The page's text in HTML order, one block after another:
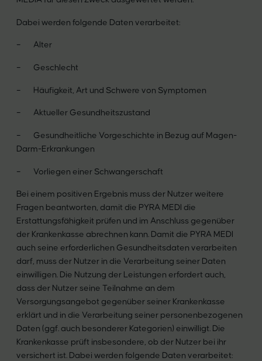
Dabei werden folgende Daten verarbeitet:
– Alter
– Geschlecht
– Häufigkeit, Art und Schwere von Symptomen
– Aktueller Gesundheitszustand
– Gesundheitliche Vorgeschichte in Bezug auf Magen-
Darm-Erkrankungen
– Vorliegen einer Schwangerschaft
Bei einem positiven Ergebnis muss der Nutzer weitere
Fragen beantworten, damit die PYRA MEDI die
Erstattungsfähigkeit prüfen und im Anschluss gegenüber
der Krankenkasse abrechnen kann. Damit die PYRA MEDI
auch seine erforderlichen Gesundheitsdaten verarbeiten
darf, muss der Nutzer in die Verarbeitung seiner Daten
einwilligen. Die Nutzung der Leistungen erfordert auch,
dass der Nutzer seine Teilnahme an dem
Versorgungsangebot gegenüber seiner Krankenkasse
erklärt und in die Verarbeitung seiner personenbezogenen
Daten (ggf. auch besonderer Kategorien) einwilligt. Die
Krankenkasse prüft insbesondere, ob der Nutzer bei ihr
versichert ist. Dabei werden folgende Daten verarbeitet: